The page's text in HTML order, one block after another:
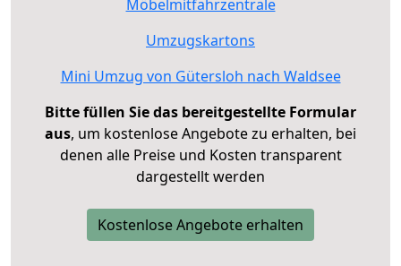
Möbelmitfahrzentrale
Umzugskartons
Mini Umzug von Gütersloh nach Waldsee
Bitte füllen Sie das bereitgestellte Formular
aus, um kostenlose Angebote zu erhalten, bei
denen alle Preise und Kosten transparent
dargestellt werden
Kostenlose Angebote erhalten